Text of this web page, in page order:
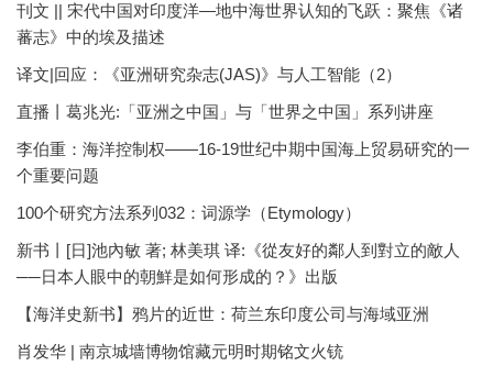
刊文 || 宋代中国对印度洋—地中海世界认知的飞跃：聚焦《诸
蕃志》中的埃及描述
译文|回应：《亚洲研究杂志(JAS)》与人工智能（2）
直播丨葛兆光:「亚洲之中国」与「世界之中国」系列讲座
李伯重：海洋控制权——16-19世纪中期中国海上贸易研究的一
个重要问题
100个研究方法系列032：词源学（Etymology）
新书丨[日]池內敏 著; 林美琪 译:《從友好的鄰人到對立的敵人
──日本人眼中的朝鮮是如何形成的？》出版
【海洋史新书】鸦片的近世：荷兰东印度公司与海域亚洲
肖发华 | 南京城墙博物馆藏元明时期铭文火铳